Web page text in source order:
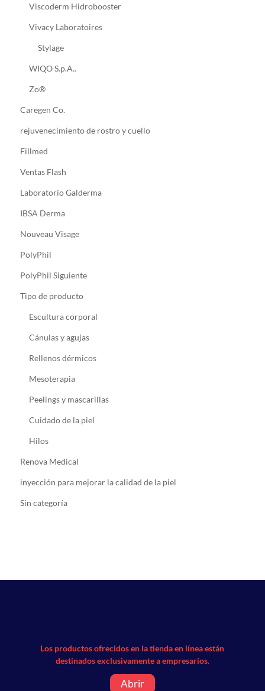
Viscoderm Hidrobooster
Vivacy Laboratoires
Stylage
WIQO S.p.A..
Zo®
Caregen Co.
rejuvenecimiento de rostro y cuello
Fillmed
Ventas Flash
Laboratorio Galderma
IBSA Derma
Nouveau Visage
PolyPhil
PolyPhil Siguiente
Tipo de producto
Escultura corporal
Cánulas y agujas
Rellenos dérmicos
Mesoterapia
Peelings y mascarillas
Cuidado de la piel
Hilos
Renova Medical
inyección para mejorar la calidad de la piel
Sin categoría
Los productos ofrecidos en la tienda en línea están
destinados exclusivamente a empresarios.
Abrir